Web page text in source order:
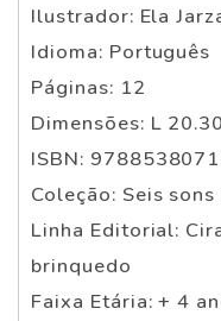
Ilustrador: Ela
Idioma: Português
Páginas: 12
Dimensões: L
ISBN:
Coleção: Seis
Linha Editorial:
brinquedo
Faixa Etária: + 4